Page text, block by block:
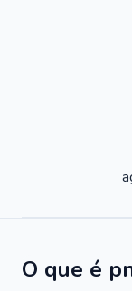
O que é